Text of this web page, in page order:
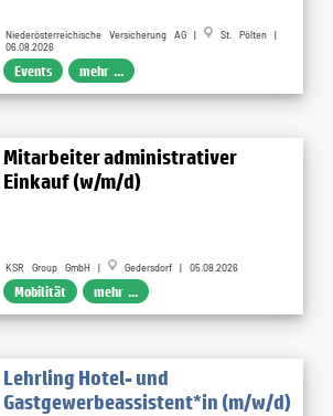
Niederösterreichische Versicherung AG |
St. Pölten |
06.08.2026
Events mehr ...
Mitarbeiter administrativer
Einkauf (w/m/d)
KSR Group GmbH | Gedersdorf | 05.08.2026
Mobilität mehr ...
Lehrling Hotel- und
Gastgewerbeassistent*in (m/w/d)